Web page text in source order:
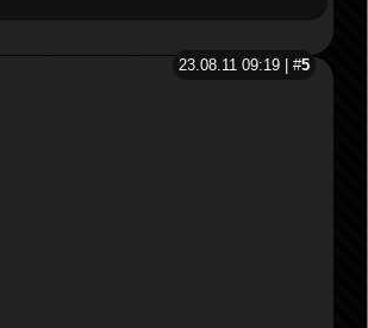
23.08.11 09:19 | #5